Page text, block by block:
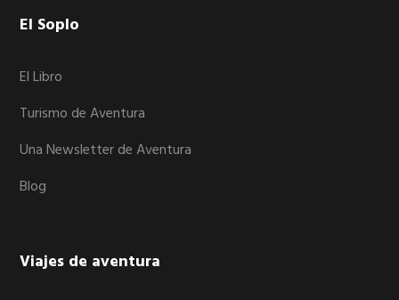
Footer
El Soplo
El Libro
Turismo de Aventura
Una Newsletter de Aventura
Blog
Viajes de aventura